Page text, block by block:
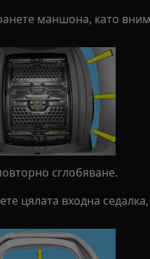
маншона, като
сглобяване.
цялата входна